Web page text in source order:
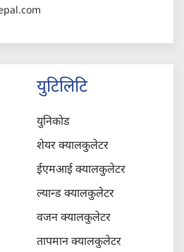
युटिलिटि
युनिकोड
शेयर क्यालकुलेटर
ईएमआई क्यालकुलेटर
ल्यान्ड क्यालकुलेटर
वजन क्यालकुलेटर
तापमान क्यालकुलेटर